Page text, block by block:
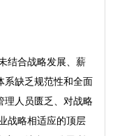
结合战略发展、薪
系缺乏规范性和全面
理人员匮乏、对战略
战略相适应的顶层